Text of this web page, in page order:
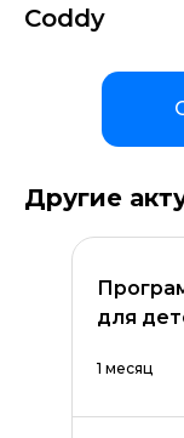
Coddy
Другие
для
1 месяц